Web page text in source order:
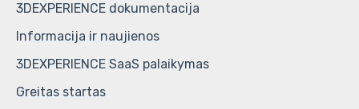
3DEXPERIENCE dokumentacija
Informacija ir naujienos
3DEXPERIENCE SaaS palaikymas
Greitas startas